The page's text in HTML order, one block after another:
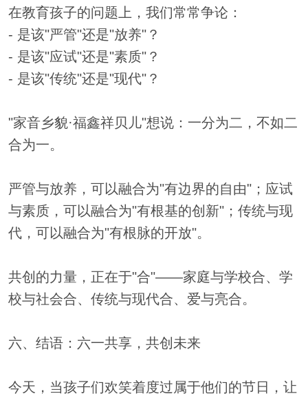
在教育孩子的问题上，我们常常争论：
- 是该"严管"还是"放养"？
- 是该"应试"还是"素质"？
- 是该"传统"还是"现代"？
"家音乡貌·福鑫祥贝儿"想说：一分为二，不如二
合为一。
严管与放养，可以融合为"有边界的自由"；应试
与素质，可以融合为"有根基的创新"；传统与现
代，可以融合为"有根脉的开放"。
共创的力量，正在于"合"——家庭与学校合、学
校与社会合、传统与现代合、爱与亮合。
六、结语：六一共享，共创未来
今天，当孩子们欢笑着度过属于他们的节日，让